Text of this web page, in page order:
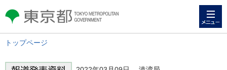
東京都 TOKYO METROPOLITAN
GOVERNMENT
トップページ